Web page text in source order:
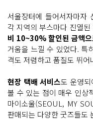
서울장터에 들어서자마자
각 지역의 부스마다 진열
비 10~30% 할인된 금액
거움을 느낄 수 있었다. 특
격도 저렴하고 품질도 뛰
현장 택배 서비스도 운영
볼 수 있는 점이 매우 인상
마이소울(SEOUL, MY
판매되는 다양한 굿즈들도